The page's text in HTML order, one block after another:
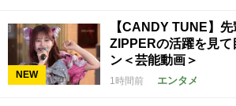
NEW
【CANDY TUNE】
ZIPPERの活躍を見て
ン＜芸能動画＞
1時間前 エンタメ